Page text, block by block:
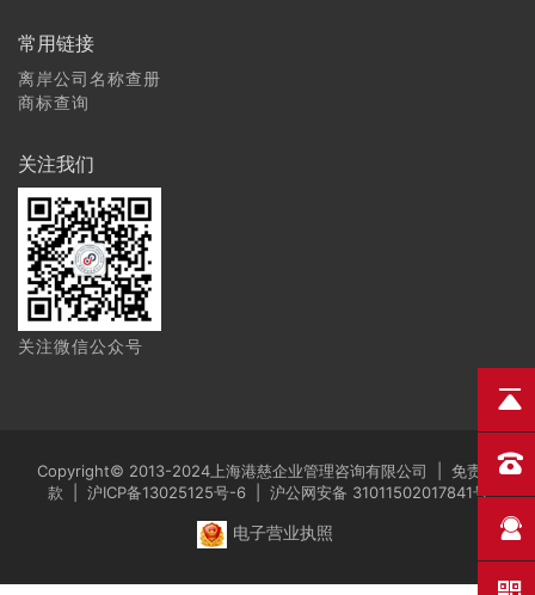
常用链接
离岸公司名称查册
商标查询
关注我们
关注微信公众号
Copyright© 2013-2024上海港慈企业管理咨询有限公司 | 免责条
款
沪ICP备13025125号-6| 沪公网安备 31011502017841号
电子营业执照